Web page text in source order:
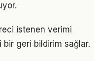
istenen verimi
bir geri bildirim sağlar.